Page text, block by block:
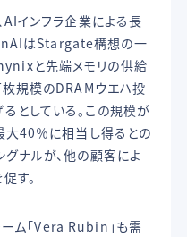
インフラ企業による長
はStargate構想の一
と先端メモリの供給
規模のDRAMウエハ投
としている。この規模が
40％に相当し得るとの
ナルが、他の顧客によ
す。
ム「Vera Rubin」も需